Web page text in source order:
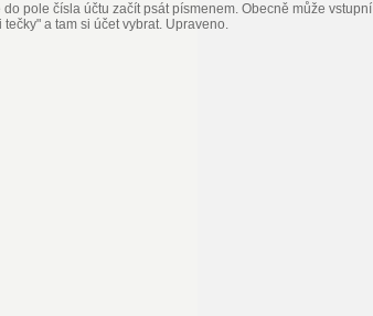
pole čísla účtu začít psát písmenem. Obecně může vstupní
a tam si účet vybrat. Upraveno.